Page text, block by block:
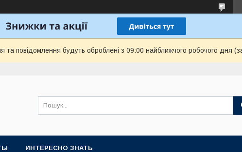
та повідомлення будуть оброблені з 09:00 найближчого робочого дня
ИНТЕРЕСНО ЗНАТЬ